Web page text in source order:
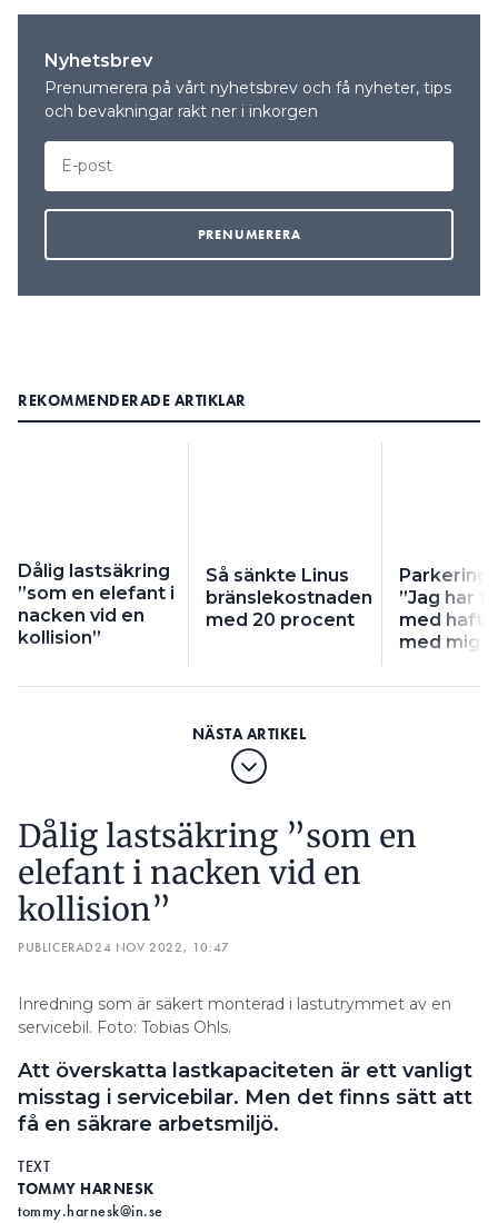
Nyhetsbrev
Prenumerera på vårt nyhetsbrev och få nyheter, tips
och bevakningar rakt ner i inkorgen
REKOMMENDERADE ARTIKLAR
Dålig lastsäkring
”som en elefant i
nacken vid en
kollision”
Så sänkte Linus
bränslekostnaden
med 20 procent
”Jag har
med haft
med mig i
Dålig lastsäkring ”som en
elefant i nacken vid en
kollision”
PUBLICERAD24 NOV 2022, 10:47
Inredning som är säkert monterad i lastutrymmet av en
servicebil. Foto: Tobias Ohls.
Att överskatta lastkapaciteten är ett vanligt
misstag i servicebilar. Men det finns sätt att
få en säkrare arbetsmiljö.
TEXT
TOMMY HARNESK
tommy.harnesk@in.se